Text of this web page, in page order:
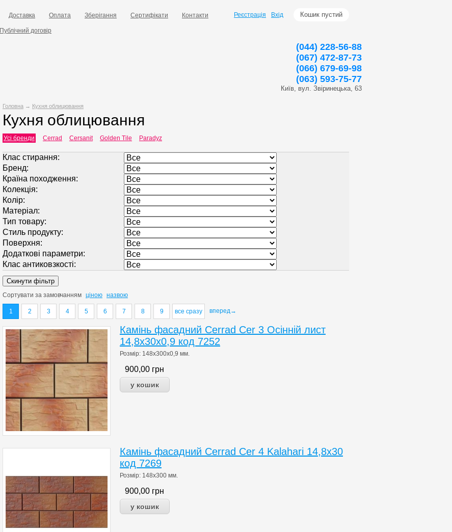
Доставка Оплата Зберігання Сертифікати Контакти
Публічний договір
Кошик пустий
Реєстрація Вхід
(044) 228-56-88
(067) 472-87-73
(066) 679-69-98
(063) 593-75-77
Київ, вул. Звіринецька, 63
Головна → Кухня облицювання
Кухня облицювання
Усі бренди Cerrad Cersanit Golden Tile Paradyz
Клас стирання:
Бренд:
Країна походження:
Колекція:
Колір:
Матеріал:
Тип товару:
Стиль продукту:
Поверхня:
Додаткові параметри:
Клас антиковзкості:
Сортувати за замовчанням ціною назвою
1 2 3 4 5 6 7 8 9 все сразу вперед→
Камінь фасадний Cerrad Cer 3 Осінній лист
14,8x30x0,9 код 7252
Розмір: 148x300x0,9 мм.
900,00 грн
Камінь фасадний Cerrad Cer 4 Kalahari 14,8x30
код 7269
Розмір: 148x300 мм.
900,00 грн